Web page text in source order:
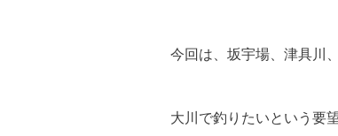
今回は、坂宇場、津具川
大川で釣りたいという要